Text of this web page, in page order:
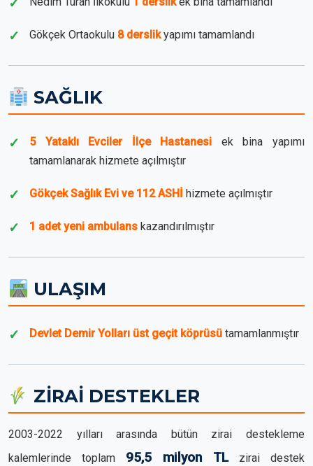
Gökçek Ortaokulu 8 derslikyapımı tamamlandı
SAĞLIK
5 Yataklı Evciler İlçe Hastanesi ek bina yapımı
tamamlanarak hizmete açılmıştır
Gökçek Sağlık Evi ve 112 ASHİ hizmete açılmıştır
1 adet yeni ambulans kazandırılmıştır
ULAŞIM
Devlet Demir Yolları üst geçit köprüsü tamamlanmıştır
ZİRAİ DESTEKLER
2003-2022 yılları arasında bütün zirai destekleme
kalemlerinde toplam 95,5 milyon TLzirai destek